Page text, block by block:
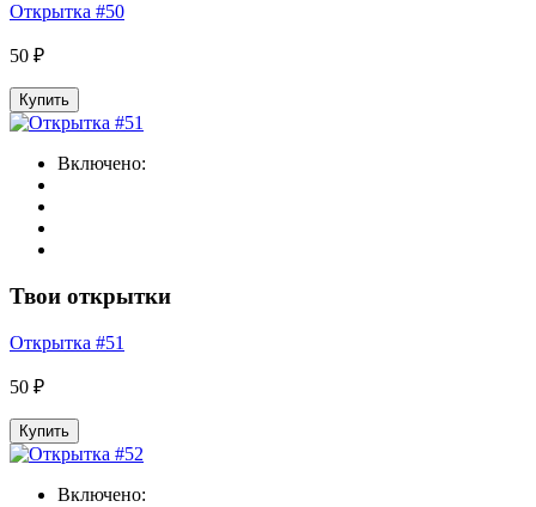
Открытка #50
50 ₽
Купить
Включено:
Твои открытки
Открытка #51
50 ₽
Купить
Включено: